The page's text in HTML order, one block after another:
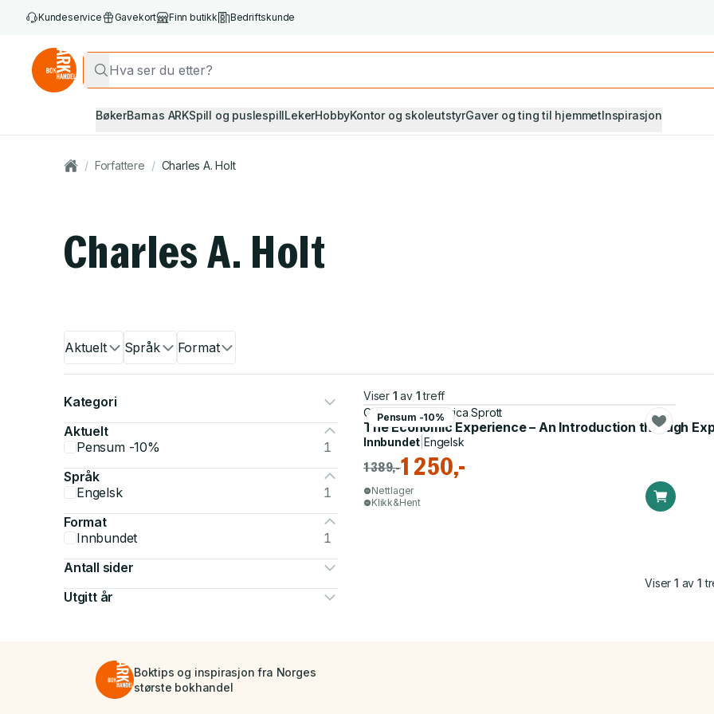
Kundeservice Gavekort Finn butikk Bedriftskunde
BøkerBarnas ARKSpill og puslespillLekerHobbyKontor og skoleutstyrGaver og ting til hjemmetInspirasjon
/ Forfattere / Charles A. Holt
Charles A. Holt
Aktuelt Språk Format
Kategori
Aktuelt
Pensum -10%
1
Språk
Engelsk
1
Format
Innbundet
1
Antall sider
Utgitt år
Viser 1 av 1 treff
Pensum -10%
Charles A. Holt, Erica Sprott
The Economic Experience – An Introduction through
Innbundet |Engelsk
1 389,-1 250,-
Nettlager
Klikk&Hent
Viser1 av 1
Boktips og inspirasjon fra Norges
største bokhandel